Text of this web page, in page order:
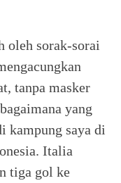
oleh sorak-sorai
tanpa masker
yang
kampung saya di
Italia
tiga gol ke